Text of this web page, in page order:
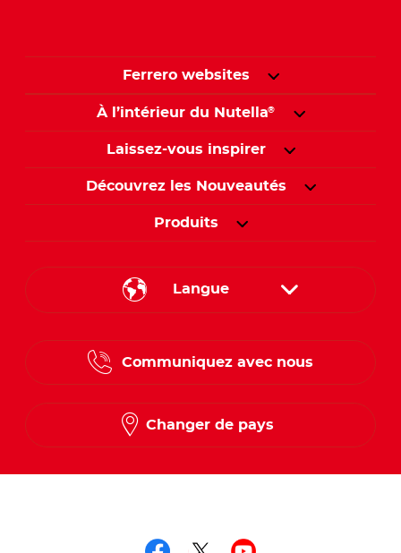
Ferrero websites
À l’intérieur du Nutella®
Laissez-vous inspirer
Découvrez les Nouveautés
Produits
Langue
Communiquez avec nous
Changer de pays